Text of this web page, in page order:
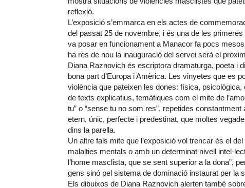
reflexió.
L’exposició s’emmarca en els actes de
del passat 25 de novembre, i és una de les
va posar en funcionament a Manacor fa pocs
ha res de nou la inauguració del servei serà el
Diana Raznovich és escriptora dramaturga, poeta i
bona part d’Europa i Amèrica. Les vinyetes que es
violència que pateixen les dones: física,
de texts explicatius, temàtiques com el mite de
tu” o “sense tu no som res”, repetides
etern, únic, perfecte i predestinat, que moltes
dins la parella.
Un altre fals mite que l’exposició vol trencar és el
malalties mentals o amb un determinat nivell
l’home masclista, que se sent superior a la dona”,
gens sinó pel sistema de dominació instaurat per la
Els dibuixos de Diana Raznovich alerten també